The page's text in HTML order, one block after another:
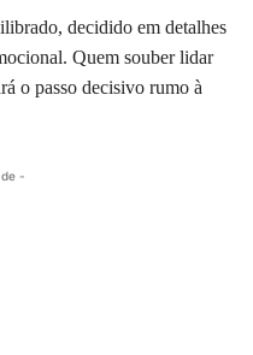
decidido em detalhes
Quem souber lidar
o passo decisivo rumo à
-